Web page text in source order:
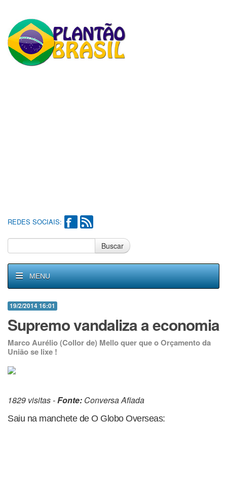
REDES SOCIAIS:
Buscar
MENU
19/2/2014 16:01
Supremo vandaliza a economia
Marco Aurélio (Collor de) Mello quer que o Orçamento da
União se lixe !
1829 visitas -Fonte: Conversa Afiada
Saiu na manchete de O Globo Overseas: